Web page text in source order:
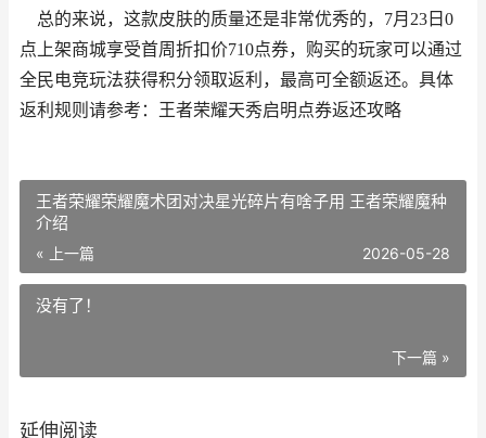
总的来说，这款皮肤的质量还是非常优秀的，7月23日0
点上架商城享受首周折扣价710点券，购买的玩家可以通过
全民电竞玩法获得积分领取返利，最高可全额返还。具体
返利规则请参考：王者荣耀天秀启明点券返还攻略
王者荣耀荣耀魔术团对决星光碎片有啥子用 王者荣耀魔种
介绍
« 上一篇 2026-05-28
没有了！
下一篇 »
延伸阅读